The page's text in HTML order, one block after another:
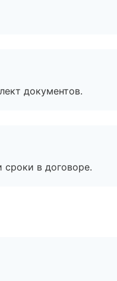
документов.
в договоре.